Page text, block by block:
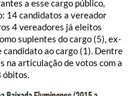
a esse cargo público,
14 candidatos a vereador
4 vereadores já eleitos
suplentes do cargo (5), ex-
ao cargo (1). Dentre
na articulação de votos com a
óbitos.